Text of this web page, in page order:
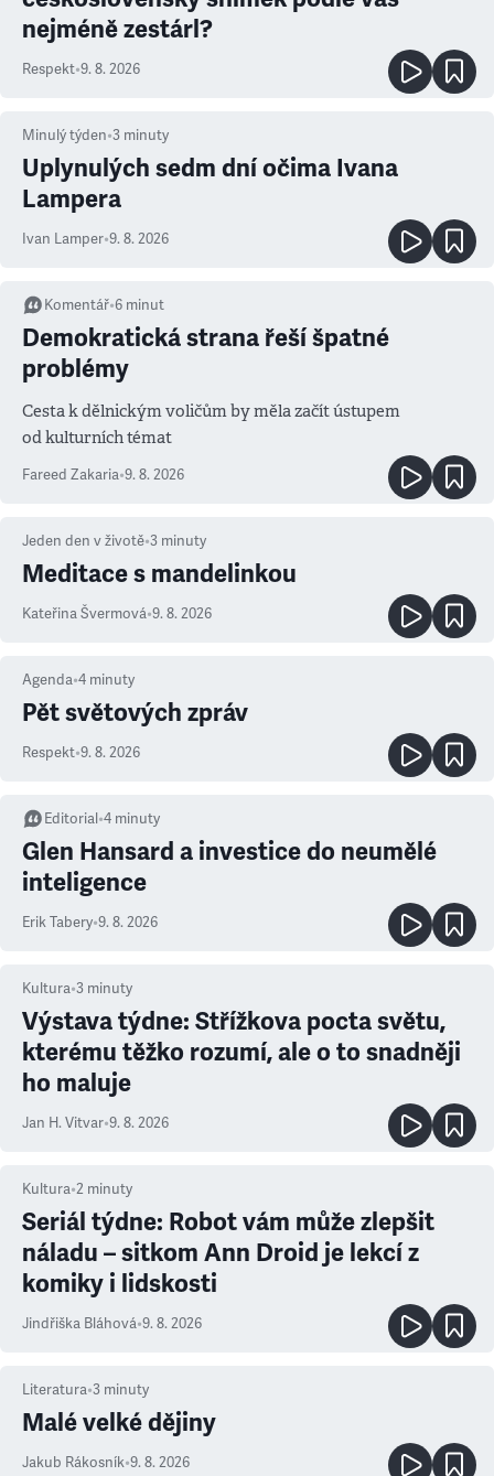
nejméně zestárl?
Respekt•9. 8. 2026
Minulý týden•3 minuty
Uplynulých sedm dní očima Ivana
Lampera
Ivan Lamper•9. 8. 2026
Komentář•6 minut
Demokratická strana řeší špatné
problémy
Cesta k dělnickým voličům by měla začít ústupem
od kulturních témat
Fareed Zakaria•9. 8. 2026
Jeden den v životě•3 minuty
Meditace s mandelinkou
Kateřina Švermová•9. 8. 2026
Agenda•4 minuty
Pět světových zpráv
Respekt•9. 8. 2026
Editorial •4 minuty
Glen Hansard a investice do neumělé
inteligence
Erik Tabery•9. 8. 2026
Kultura•3 minuty
Výstava týdne: Střížkova pocta světu,
kterému těžko rozumí, ale o to snadněji
ho maluje
Jan H. Vitvar•9. 8. 2026
Kultura•2 minuty
Seriál týdne: Robot vám může zlepšit
náladu – sitkom Ann Droid je lekcí z
komiky i lidskosti
Jindřiška Bláhová•9. 8. 2026
Literatura•3 minuty
Malé velké dějiny
Jakub Rákosník•9. 8. 2026